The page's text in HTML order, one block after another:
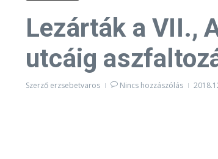
Lezárták a VII.,
utcáig
Szerző erzsebetvaros Nincs hozzászólás